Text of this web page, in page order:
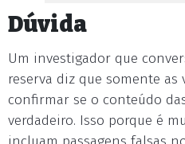
Dúvida
Um investigador que
reserva diz que somente
confirmar se o conteúdo
verdadeiro. Isso porque é